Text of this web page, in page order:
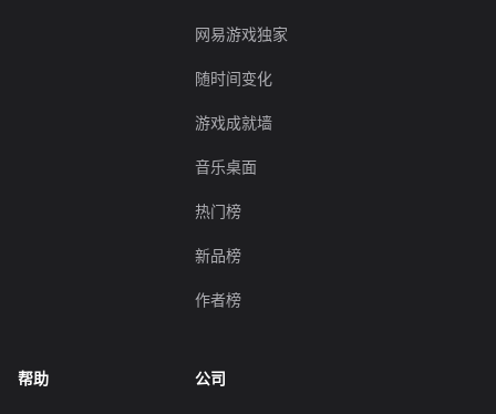
网易游戏独家
随时间变化
游戏成就墙
音乐桌面
热门榜
新品榜
作者榜
帮助 公司